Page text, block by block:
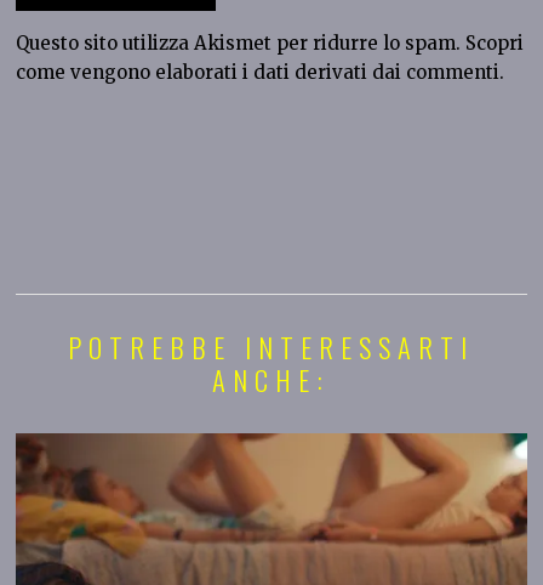
Questo sito utilizza Akismet per ridurre lo spam. Scopri
come vengono elaborati i dati derivati dai commenti.
POTREBBE INTERESSARTI
ANCHE: